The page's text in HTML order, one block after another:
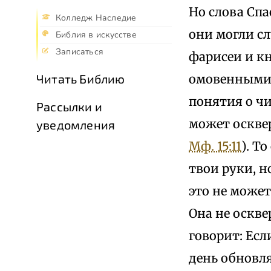
Колледж Наследие
Библия в искусстве
Записаться
Читать Библию
Рассылки и
уведомления
Но слова
они могли
фарисеи и
омовенными
понятия о
может
Мф. 15:11).
твои руки,
это не
Она не
говорит:
день